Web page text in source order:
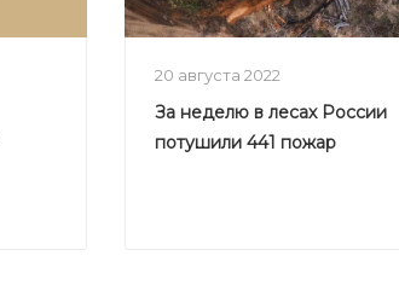
20 августа 2022
За неделю в лесах России
потушили 441 пожар